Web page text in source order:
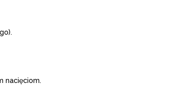
nacięciom.